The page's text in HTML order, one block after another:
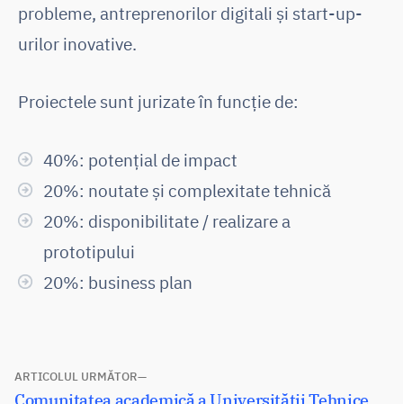
probleme, antreprenorilor digitali și start-up-
urilor inovative.
Proiectele sunt jurizate în funcție de:
40%: potențial de impact
20%: noutate și complexitate tehnică
20%: disponibilitate / realizare a
prototipului
20%: business plan
Navigare
ARTICOLUL URMĂTOR
Articolul
Comunitatea academică a Universității Tehnice